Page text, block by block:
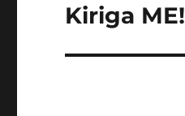
Kiriga ME!